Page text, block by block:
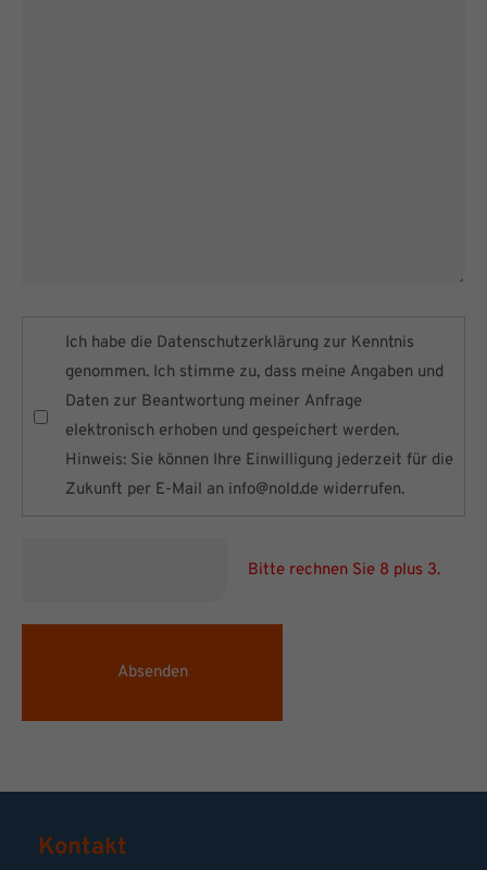
Ich habe die Datenschutzerklärung zur Kenntnis
genommen. Ich stimme zu, dass meine Angaben und
Daten zur Beantwortung meiner Anfrage
elektronisch erhoben und gespeichert werden.
Hinweis: Sie können Ihre Einwilligung jederzeit für die
Zukunft per E-Mail an info@nold.de widerrufen.
Bitte rechnen Sie 8 plus 3.
Absenden
Kontakt